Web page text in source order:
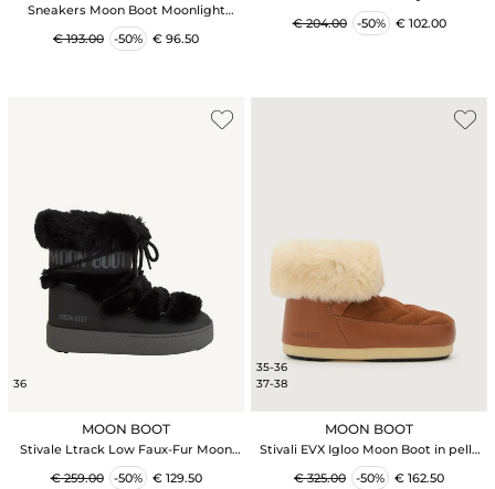
Sneakers Moon Boot Moonlight
cammello
€ 193.00
-50% € 96.50
€ 204.00
-50% € 102.00
36
MOON BOOT
Stivale Ltrack Low Faux-Fur Moon
Boot in pelle ed ecopelliccia neri
€ 259.00
-50% € 129.50
35-36
37-38
MOON BOOT
Stivali EVX Igloo Moon Boot in pelle
scamosciata marrone e shearling
€ 325.00
-50% € 162.50